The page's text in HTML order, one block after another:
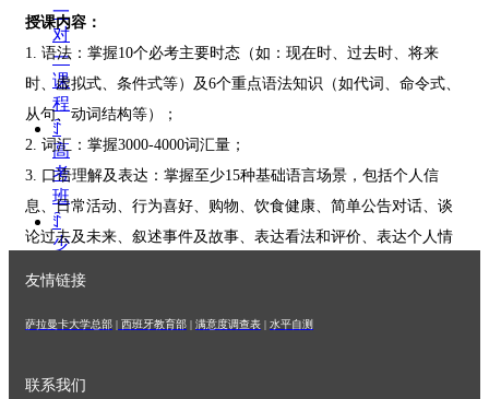
一
对
一
课
程
ꄷ
高
考
班
ꄷ
少
西
牙
ꄷ
授课内容：
1. 语法：掌握10个必考主要时态（如：现在时、过去时、将来
时、虚拟式、条件式等）及6个重点语法知识（如代词、命令式、
从句、动词结构等）；
2. 词汇：掌握3000-4000词汇量；
3. 口语理解及表达：掌握至少15种基础语言场景，包括个人信
息、日常活动、行为喜好、购物、饮食健康、简单公告对话、谈
论过去及未来、叙述事件及故事、表达看法和评价、表达个人情
告及商业信函、说明文和议论文等书面形式的阅读理解及写作，
5. 国家概况及文化知识：了解西班牙风土人情，了解至少10个西
友情链接
萨拉曼卡大学总部 | 西班牙教育部 | 满意度调查表 | 水平自测
联系我们